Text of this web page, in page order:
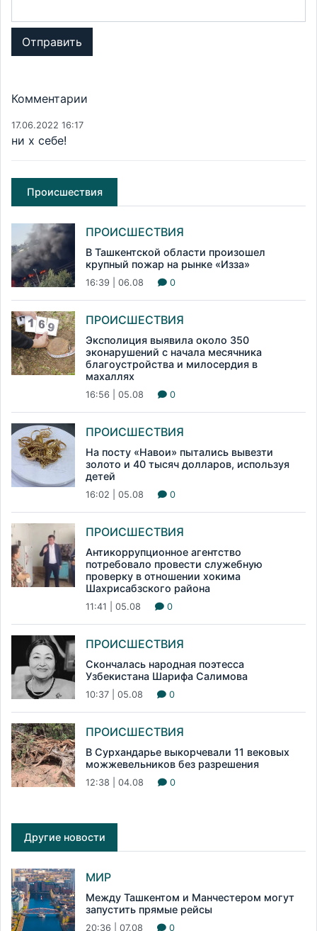
Отправить
Комментарии
17.06.2022 16:17
ни х себе!
Происшествия
ПРОИСШЕСТВИЯ
В Ташкентской области произошел
крупный пожар на рынке «Изза»
16:39 | 06.08 0
ПРОИСШЕСТВИЯ
Эксполиция выявила около 350
эконарушений с начала месячника
благоустройства и милосердия в
махаллях
16:56 | 05.08 0
ПРОИСШЕСТВИЯ
На посту «Навои» пытались вывезти
золото и 40 тысяч долларов, используя
детей
16:02 | 05.08 0
ПРОИСШЕСТВИЯ
Антикоррупционное агентство
потребовало провести служебную
проверку в отношении хокима
Шахрисабзского района
11:41 | 05.08 0
ПРОИСШЕСТВИЯ
Скончалась народная поэтесса
Узбекистана Шарифа Салимова
10:37 | 05.08 0
ПРОИСШЕСТВИЯ
В Сурхандарье выкорчевали 11 вековых
можжевельников без разрешения
12:38 | 04.08 0
Другие новости
МИР
Между Ташкентом и Манчестером могут
запустить прямые рейсы
20:36 | 07.08 0